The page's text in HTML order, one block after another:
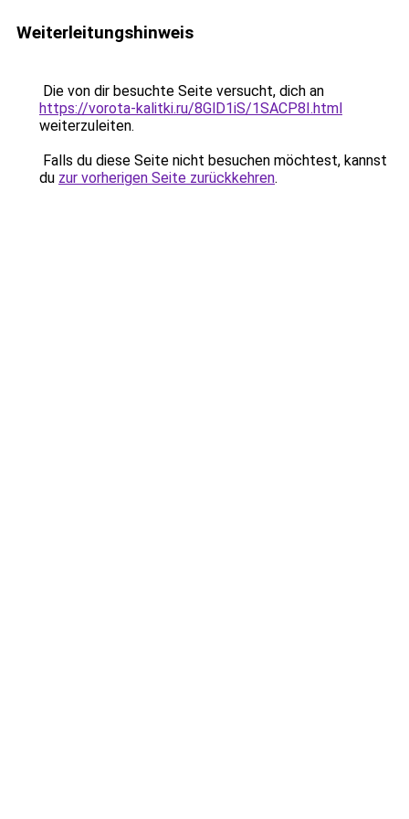
Weiterleitungshinweis
Die von dir besuchte Seite versucht, dich an
https://vorota-kalitki.ru/8GlD1iS/1SACP8I.html
weiterzuleiten.
Falls du diese Seite nicht besuchen möchtest, kannst
du zur vorherigen Seite zurückkehren.